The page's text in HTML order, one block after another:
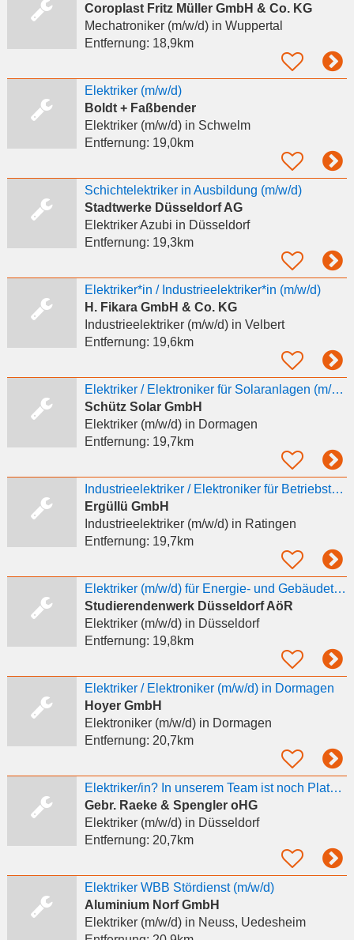
Coroplast Fritz Müller GmbH & Co. KG
Mechatroniker (m/w/d)in Wuppertal
Entfernung: 18,9km
Elektriker (m/w/d)
Boldt + Faßbender
Elektriker (m/w/d)in Schwelm
Entfernung: 19,0km
Schichtelektriker in Ausbildung (m/w/d)
Stadtwerke Düsseldorf AG
Elektriker Azubi in Düsseldorf
Entfernung: 19,3km
Elektriker*in / Industrieelektriker*in (m/w/d)
H. Fikara GmbH & Co. KG
Industrieelektriker (m/w/d)in Velbert
Entfernung: 19,6km
Elektriker / Elektroniker für Solaranlagen (m/w/d)
Schütz Solar GmbH
Elektriker (m/w/d)in Dormagen
Entfernung: 19,7km
Industrieelektriker / Elektroniker für Betriebstechnik / Automatisierungstechniker (m/w/d)
Ergüllü GmbH
Industrieelektriker (m/w/d)in Ratingen
Entfernung: 19,7km
Elektriker (m/w/d) für Energie- und Gebäudetechnik
Studierendenwerk Düsseldorf AöR
Elektriker (m/w/d)in Düsseldorf
Entfernung: 19,8km
Elektriker / Elektroniker (m/w/d) in Dormagen
Hoyer GmbH
Elektroniker (m/w/d)in Dormagen
Entfernung: 20,7km
Elektriker/in? In unserem Team ist noch Platz frei!
Gebr. Raeke & Spengler oHG
Elektriker (m/w/d)in Düsseldorf
Entfernung: 20,7km
Elektriker WBB Stördienst (m/w/d)
Aluminium Norf GmbH
Elektriker (m/w/d)in Neuss, Uedesheim